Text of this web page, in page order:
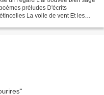
préludes D'écrits
La voile de vent Et les